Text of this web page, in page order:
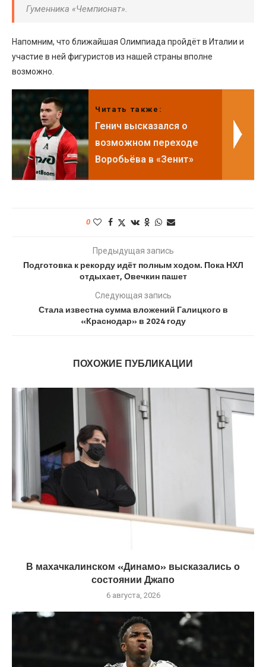
Гуменника «Чемпионат».
Напомним, что ближайшая Олимпиада пройдёт в Италии и
участие в ней фигуристов из нашей страны вполне
возможно.
Читать также:
Генич высказался о
возможном переходе
Воробьёва в «Зенит»
0
Предыдущая запись
Подготовка к рекорду идёт полным ходом. Пока НХЛ
отдыхает, Овечкин пашет
Следующая запись
Стала известна сумма вложений Галицкого в
«Краснодар» в 2024 году
ПОХОЖИЕ ПУБЛИКАЦИИ
В махачкалинском «Динамо» высказались о
состоянии Джапо
6 августа, 2026